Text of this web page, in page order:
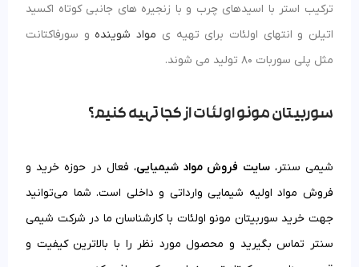
ترکیب استر با اسیدهای چرب و با زنجیره های جانبی کوتاه اکسید
اتیلن و انتهای اولئات برای تهیه ی مواد شوینده و سورفاکتانت
مثل پلی سوربات 80 تولید می شوند.
سوربیتان مونو اولئات از کجا تهیه کنیم؟
شیمی سنتر،سایت فروش مواد شیمیایی، فعال در حوزه خرید و
فروش مواد اولیه شیمایی وارداتی و داخلی است. شما می‌توانید
جهت خرید سوربیتان مونو اولئات با کارشناسان ما در شرکت شیمی
سنتر تماس بگیرید و محصول مورد نظر را با بالاترین کیفیت و